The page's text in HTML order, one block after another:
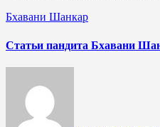
Бхавани Шанкар
Статьи пандита Бхавани